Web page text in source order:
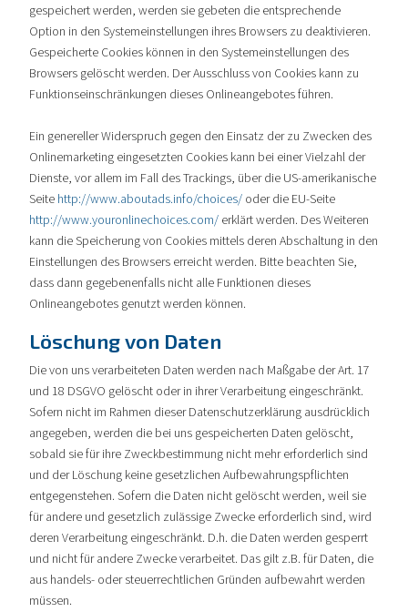
gespeichert werden, werden sie gebeten die entsprechende
Option in den Systemeinstellungen ihres Browsers zu deaktivieren.
Gespeicherte Cookies können in den Systemeinstellungen des
Browsers gelöscht werden. Der Ausschluss von Cookies kann zu
Funktionseinschränkungen dieses Onlineangebotes führen.
Ein genereller Widerspruch gegen den Einsatz der zu Zwecken des
Onlinemarketing eingesetzten Cookies kann bei einer Vielzahl der
Dienste, vor allem im Fall des Trackings, über die US-amerikanische
Seite http://www.aboutads.info/choices/ oder die EU-Seite
http://www.youronlinechoices.com/ erklärt werden. Des Weiteren
kann die Speicherung von Cookies mittels deren Abschaltung in den
Einstellungen des Browsers erreicht werden. Bitte beachten Sie,
dass dann gegebenenfalls nicht alle Funktionen dieses
Onlineangebotes genutzt werden können.
Löschung von Daten
Die von uns verarbeiteten Daten werden nach Maßgabe der Art. 17
und 18 DSGVO gelöscht oder in ihrer Verarbeitung eingeschränkt.
Sofern nicht im Rahmen dieser Datenschutzerklärung ausdrücklich
angegeben, werden die bei uns gespeicherten Daten gelöscht,
sobald sie für ihre Zweckbestimmung nicht mehr erforderlich sind
und der Löschung keine gesetzlichen Aufbewahrungspflichten
entgegenstehen. Sofern die Daten nicht gelöscht werden, weil sie
für andere und gesetzlich zulässige Zwecke erforderlich sind, wird
deren Verarbeitung eingeschränkt. D.h. die Daten werden gesperrt
und nicht für andere Zwecke verarbeitet. Das gilt z.B. für Daten, die
aus handels- oder steuerrechtlichen Gründen aufbewahrt werden
müssen.